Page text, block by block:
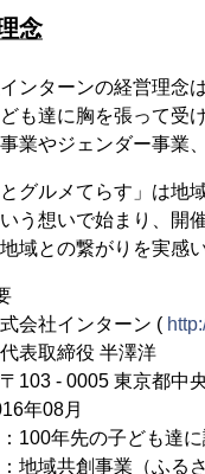
念
ンターンの経営理念
も達に胸を張って受
業やジェンダー事業
とグルメてらす」は
う想いで始まり、開
域との繋がりを実感
会社インターン (
表取締役 半澤洋
103 - 0005 東京都中
年08月
100年先の子ども達
地域共創事業（ふる